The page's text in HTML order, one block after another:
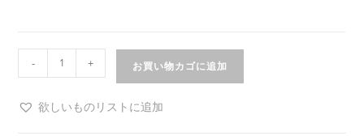
- + お買い物カゴに追加
欲しいものリストに追加